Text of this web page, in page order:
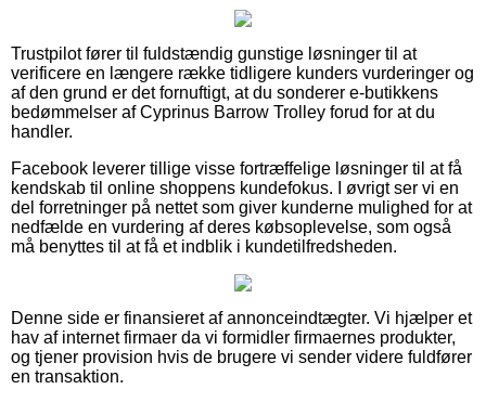
Trustpilot fører til fuldstændig gunstige løsninger til at
verificere en længere række tidligere kunders vurderinger og
af den grund er det fornuftigt, at du sonderer e-butikkens
bedømmelser af Cyprinus Barrow Trolley forud for at du
handler.
Facebook leverer tillige visse fortræffelige løsninger til at få
kendskab til online shoppens kundefokus. I øvrigt ser vi en
del forretninger på nettet som giver kunderne mulighed for at
nedfælde en vurdering af deres købsoplevelse, som også
må benyttes til at få et indblik i kundetilfredsheden.
Denne side er finansieret af annonceindtægter. Vi hjælper et
hav af internet firmaer da vi formidler firmaernes produkter,
og tjener provision hvis de brugere vi sender videre fuldfører
en transaktion.